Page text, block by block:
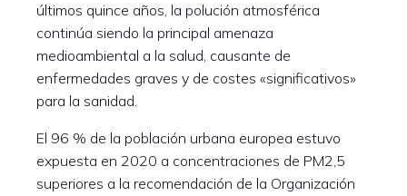
últimos quince años, la polución atmosférica
continúa siendo la principal amenaza
medioambiental a la salud, causante de
enfermedades graves y de costes «significativos»
para la sanidad.
El 96 % de la población urbana europea estuvo
expuesta en 2020 a concentraciones de PM2,5
superiores a la recomendación de la Organización